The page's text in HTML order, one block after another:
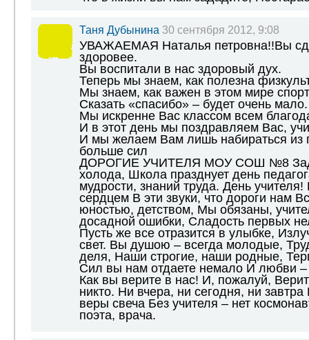
Таня Дубынина 30 сентября 2012, 9:08
УВАЖАЕМАЯ Наталья петровна!!Вы
здоровее.
Вы воспитали в нас здоровый дух.
Теперь мы знаем, как полезна
Мы знаем, как важен в этом мире
Сказать «спасибо» – будет очень мало.
Мы искренне Вас классом всем
И в этот день мы поздравляем Вас,
И мы желаем Вам лишь набираться из
больше сил
ДОРОГИЕ УЧИТЕЛЯ МОУ СОШ №8
холода, Школа празднует день
мудрости, знаний труда. День
сердцем В эти звуки, что дороги нам
юностью, детством, Мы обязаны,
досадной ошибки, Сладость первых
Пусть же все отразится в улыбке,
свет. Вы душою – всегда молодые,
деля, Наши строгие, наши родные,
Сил вы нам отдаете немало И любви –
Как вы верите в нас! И, пожалуй,
никто. Ни вчера, ни сегодня, ни завтра
веры свеча Без учителя – нет
поэта, врача.